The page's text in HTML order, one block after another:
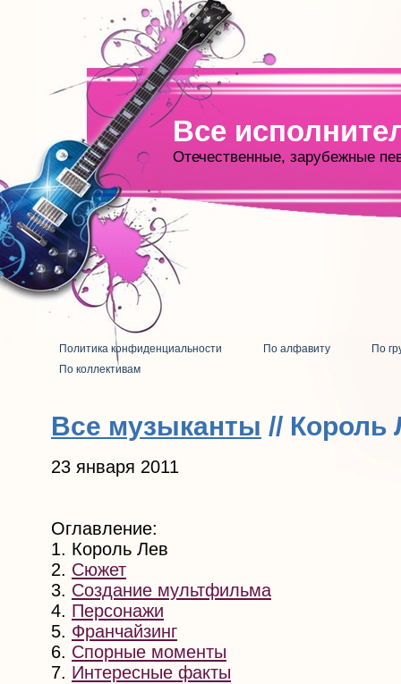
Все
Отечественные, зарубежные
Политика конфиденциальности По алфавиту
По
По коллективам
Все музыканты // Король
23 января 2011
Оглавление:
1. Король Лев
2. Сюжет
3. Создание мультфильма
4. Персонажи
5. Франчайзинг
6. Спорные моменты
7. Интересные факты